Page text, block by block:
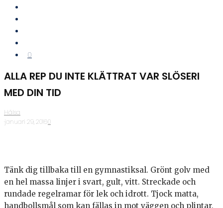
0
ALLA REP DU INTE KLÄTTRAT VAR SLÖSERI
MED DIN TID
Hälsa
·januari 29, 2016·0
Tänk dig tillbaka till en gymnastiksal. Grönt golv med
en hel massa linjer i svart, gult, vitt. Streckade och
rundade regelramar för lek och idrott. Tjock matta,
handbollsmål som kan fällas in mot väggen och plintar,